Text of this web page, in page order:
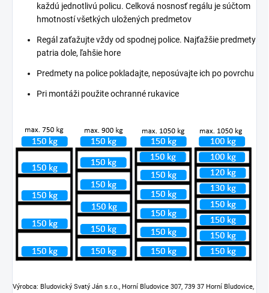
každú jednotlivú policu. Celková nosnosť regálu je súčtom
hmotností všetkých uložených predmetov
Regál zaťažujte vždy od spodnej police. Najťažšie predmety
patria dole, ľahšie hore
Predmety na police pokladajte, neposúvajte ich po povrchu
Pri montáži použite ochranné rukavice
Výrobca: Bludovický Svatý Ján s.r.o., Horní Bludovice 307, 739 37 Horní Bludovice,